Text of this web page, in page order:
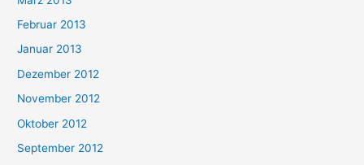
Februar 2013
Januar 2013
Dezember 2012
November 2012
Oktober 2012
September 2012